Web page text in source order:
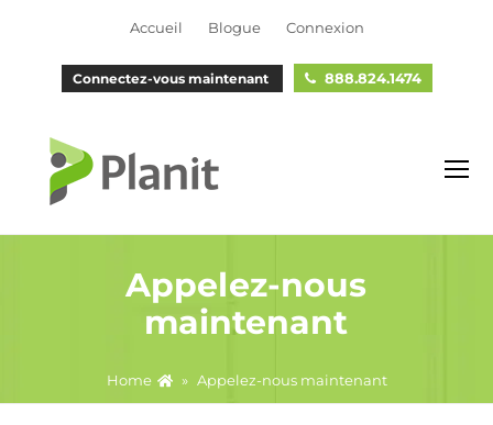
Accueil Blogue Connexion
Connectez-vous maintenant 888.824.1474
Appelez-nous
maintenant
Home » Appelez-nous maintenant